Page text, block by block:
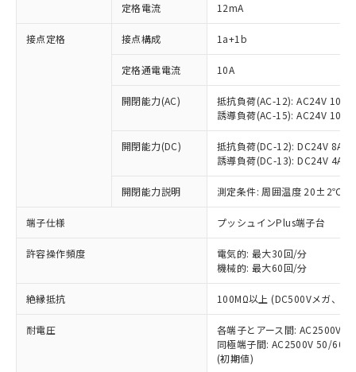
定格電流 12mA
接点定格 接点構成 1a+1b
定格通電電流 10A
開閉能力(AC)
抵抗負荷(AC-12): AC24V 10A/
誘導負荷(AC-15): AC24V
開閉能力(DC)
抵抗負荷(DC-12): DC24V 8A/
誘導負荷(DC-13): DC24V 4A/
開閉能力説明 測定条件: 周囲温度 20±2℃、
端子仕様 プッシュインPlus端子台
許容操作頻度
電気的: 最大30回/分
機械的: 最大60回/分
絶縁抵抗 100MΩ以上 (DC500Vメガ、点
耐電圧
各端子とアース間: AC2500V
同極端子間: AC2500V 50/
(初期値)
ご利用条件
ご利用ください。
本サービスは、当社制御機器事業取扱
商品の当社在庫状況および標準価格
(税抜)を提供させていただくもので
当社制御機器事業取扱商品の中には、
本サービスの対象外となる商品もある
ことをご了承ください。
在庫状況および標準価格照会結果は、
対応済み：EU RoHS指令（10物質）の
非含有に対応した製品が提供可能な商品で
対応予定：EU RoHS指令（10物質）の非含
有に対応した製品に切り替える予定のある
対応予定なし：EU RoHS指令（10物質）の
非含有に非対応の商品で、対応品を出す予
定はありません。
調査・確認中：EU RoHS指令（10物質）の
非含有の対応状況を調査中または確認中の
害物質有無と関係のない商品です。
仕入先様の事情により、非含有部品として
いたものが、含有品と判明した場合などや
むを得ず変更することがあります。
※1 中国RoHS○×表
「○」：最大均質材料含有率が中国RoHSの
基準値以下であることを示します。
「×」：最大均質材料含有率が中国RoHSの
基準値を超えていることを示します。
「－」：未確認です。当社販売部門へお問
当社は、これら貴社製品のうち、外国
為替および外国貿易法に定める商品